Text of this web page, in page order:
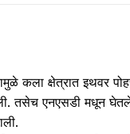
कला क्षेत्रात इथवर
तसेच एनएसडी मधून